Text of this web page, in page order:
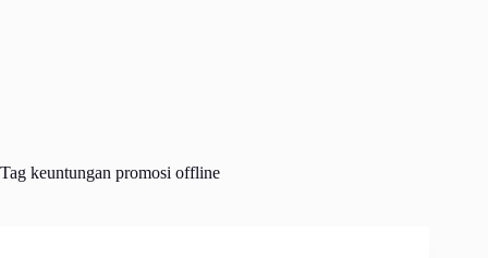
Tag keuntungan promosi offline